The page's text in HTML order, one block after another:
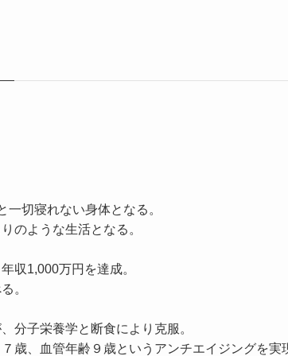
切寝れない身体となる。
のような生活となる。
収1,000万円を達成。
。
分子栄養学と断食により克服。
歳、血管年齢９歳というアンチエイジングを実